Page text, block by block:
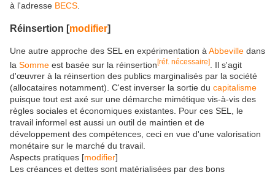
à l'adresse BECS
Réinsertion [modifier]
Une autre approche des SEL en expérimentation à Abbeville dans
la Somme est basée sur la réinsertion[réf. nécessaire]
. Il s'agit
d'œuvrer à la réinsertion des publics marginalisés par la société
(allocataires notamment). C'est inverser la sortie du capitalisme
puisque tout est axé sur une démarche mimétique vis-à-vis des
règles sociales et économiques existantes. Pour ces SEL, le
travail informel est aussi un outil de maintien et de
développement des compétences, ceci en vue d'une valorisation
monétaire sur le marché du travail.
Aspects pratiques [modifier]
Les créances et dettes sont matérialisées par des bons